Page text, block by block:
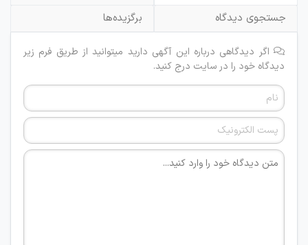
جستجوی دیدگاه
برگزیده‌ها
اگر دیدگاهی درباره این آگهی دارید میتوانید از طریق فرم زیر
دیدگاه خود را در سایت درج کنید.